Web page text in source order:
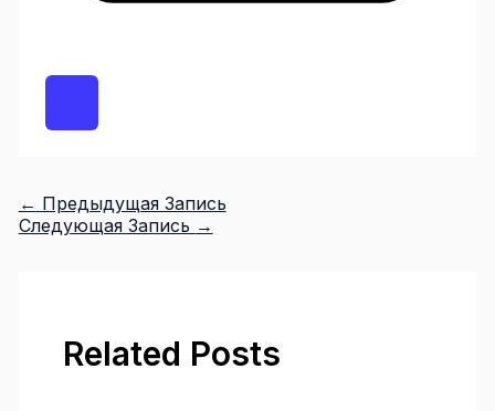
← Предыдущая Запись
Следующая Запись →
Related Posts